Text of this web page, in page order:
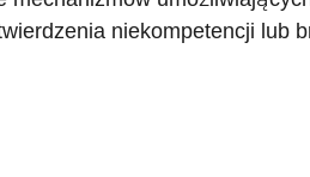
niekompetencji lub